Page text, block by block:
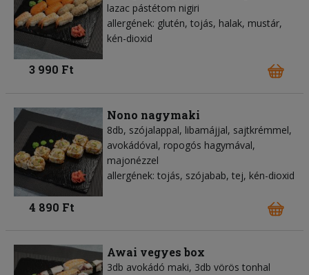
lazac pástétom nigiri
allergének: glutén, tojás, halak, mustár,
kén-dioxid
3 990 Ft
Nono nagymaki
8db, szójalappal, libamájjal, sajtkrémmel,
avokádóval, ropogós hagymával,
majonézzel
allergének: tojás, szójabab, tej, kén-dioxid
4 890 Ft
Awai vegyes box
3db avokádó maki, 3db vörös tonhal